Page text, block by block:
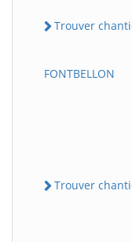
Trouver
FONTBELLON
Trouver